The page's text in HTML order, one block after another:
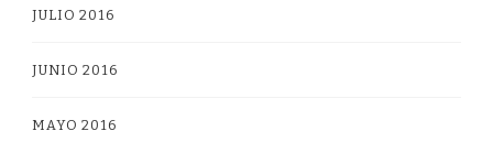
JULIO 2016
JUNIO 2016
MAYO 2016